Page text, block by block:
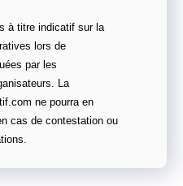
à titre indicatif sur la
lors de
par les
La
ne pourra en
cas de contestation ou